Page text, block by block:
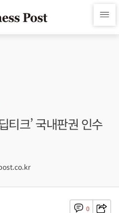
티크’ 국내판권 인수
0